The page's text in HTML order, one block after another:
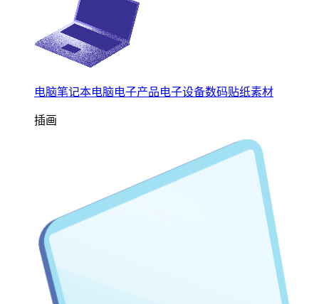
电脑笔记本电脑电子产品电子设备数码贴纸素材
插画